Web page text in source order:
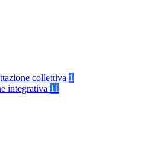
collettiva 1
integrativa 11